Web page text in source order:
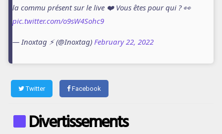
la commu présent sur le live ❤️ Vous êtes pour qui ? 👀
pic.twitter.com/o9sW4Sohc9
— Inoxtag ⚡️ (@Inoxtag) February 22, 2022
Twitter Facebook
Divertissements